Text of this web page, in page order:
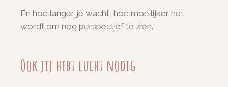
En hoe langer je wacht, hoe moeilijker het
wordt om nog perspectief te zien.
Ook jij hebt lucht nodig